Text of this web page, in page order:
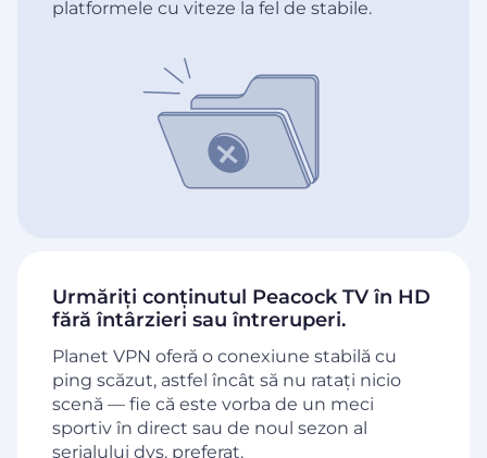
Urmăriți conținutul Peacock TV în HD
fără întârzieri sau întreruperi.
Planet VPN oferă o conexiune stabilă cu
ping scăzut, astfel încât să nu ratați nicio
scenă — fie că este vorba de un meci
sportiv în direct sau de noul sezon al
serialului dvs. preferat.
platformele cu viteze la fel de stabile.